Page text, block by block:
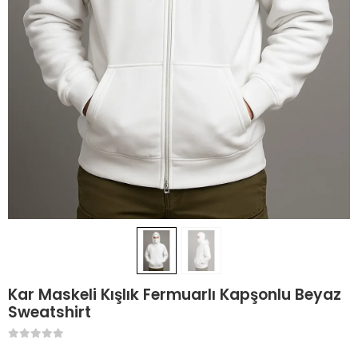
Kar Maskeli Kışlık Fermuarlı Kapşonlu Beyaz
Sweatshirt